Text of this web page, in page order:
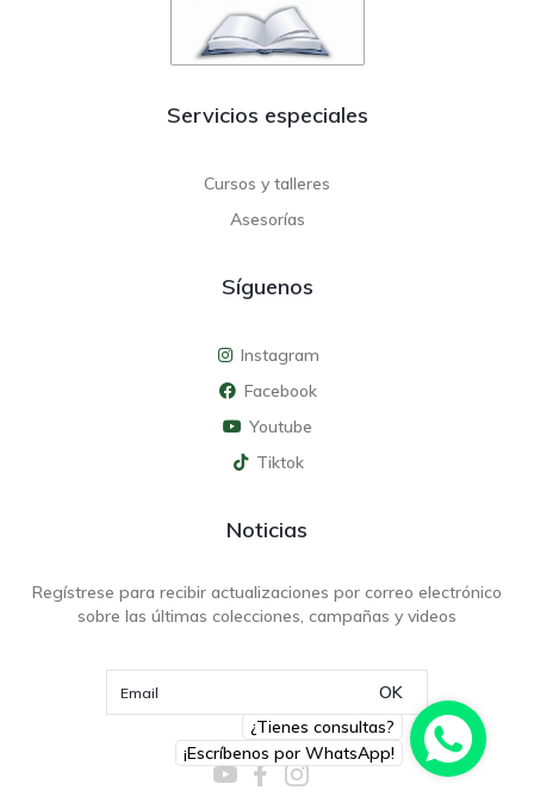
¿Tienes consultas?
¡Escríbenos por WhatsApp!
Servicios especiales
Cursos y talleres
Asesorías
Síguenos
Instagram
Facebook
Youtube
Tiktok
Noticias
Regístrese para recibir actualizaciones por correo electrónico
sobre las últimas colecciones, campañas y videos
OK